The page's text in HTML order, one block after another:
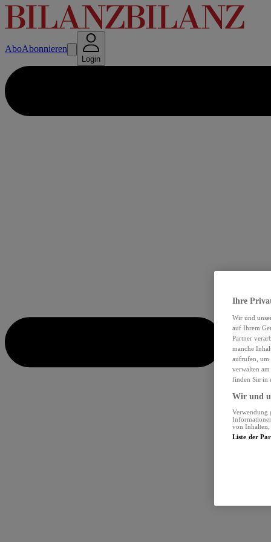
AboAbonnieren
Login
Ihre
Wir und
auf Ihrem
Partner
manche
aufrufen, um
verwalten
finden Sie in
Wir und
Verwendung
von Inhalten,
Liste der